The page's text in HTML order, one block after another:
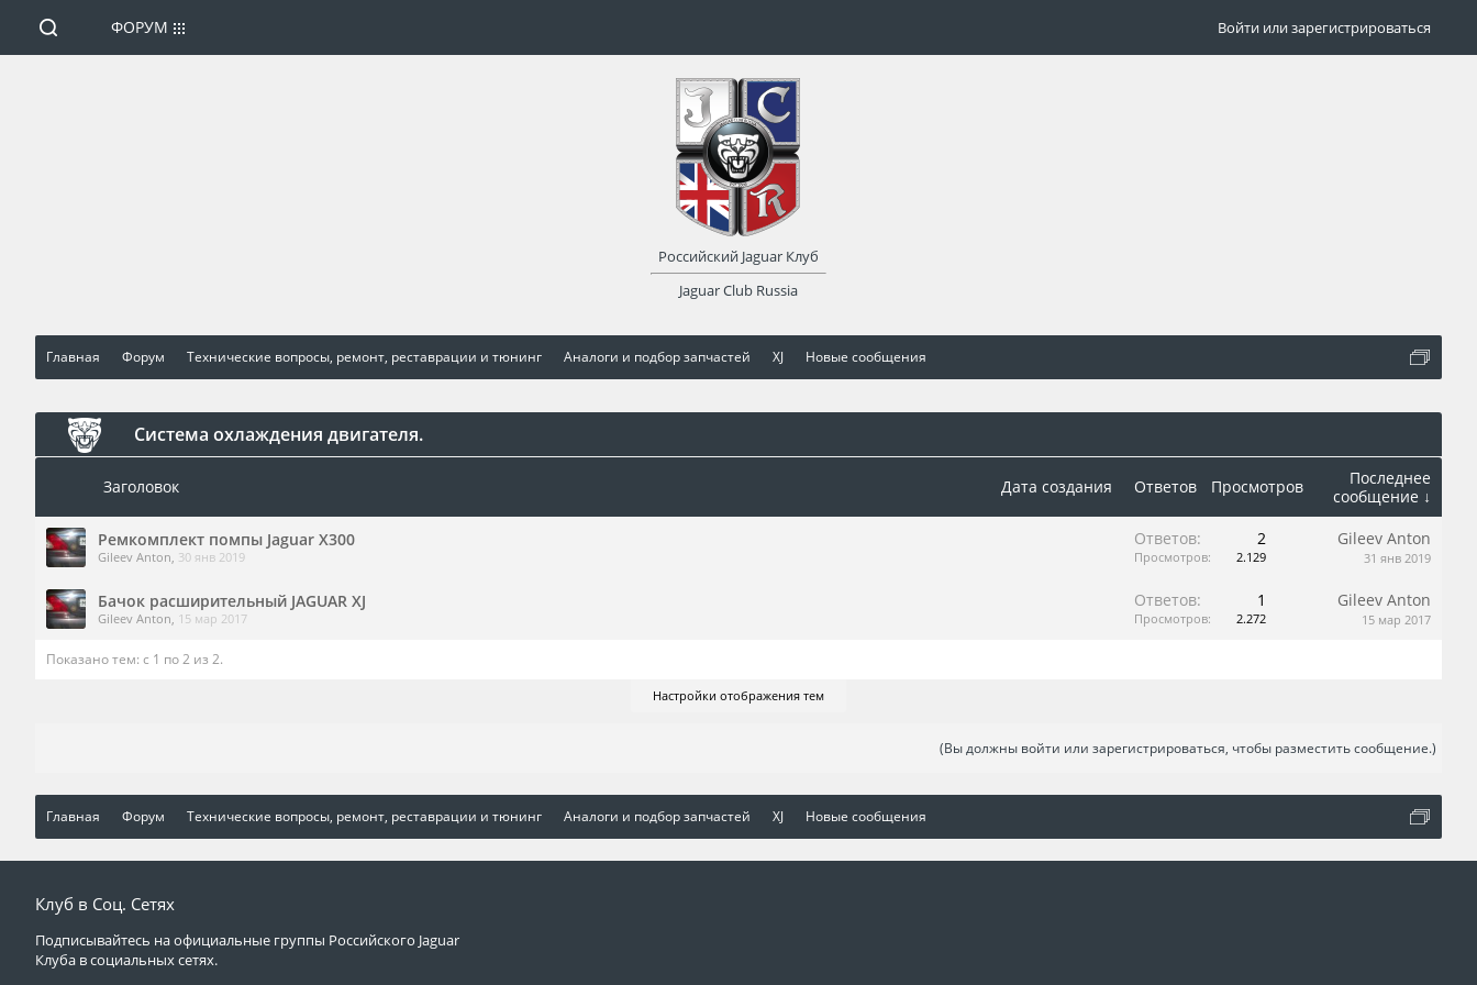
Главная Форум Технические вопросы, ремонт, реставрации и тюнинг Аналоги и подбор запчастей XJ Новые сообщения
Система охлаждения двигателя.
Заголовок Дата создания Ответов Просмотров
Последнее
сообщение ↓
Ремкомплект помпы Jaguar X300
Gileev Anton, 30 янв 2019
Ответов: 2
Просмотров: 2.129
Gileev Anton
31 янв 2019
Бачок расширительный JAGUAR XJ
Gileev Anton, 15 мар 2017
Ответов: 1
Просмотров: 2.272
Gileev Anton
15 мар 2017
Показано тем: с 1 по 2 из 2.
Настройки отображения тем
(Вы должны войти или зарегистрироваться, чтобы разместить сообщение.)
Главная Форум Технические вопросы, ремонт, реставрации и тюнинг Аналоги и подбор запчастей XJ Новые сообщения
ФОРУМ
Российский Jaguar Клуб
Jaguar Club Russia
Войти или зарегистрироваться
Клуб в Соц. Сетях
Подписывайтесь на официальные группы Российского Jaguar
Клуба в социальных сетях.